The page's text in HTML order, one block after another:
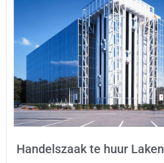
Handelszaak te huur Laken